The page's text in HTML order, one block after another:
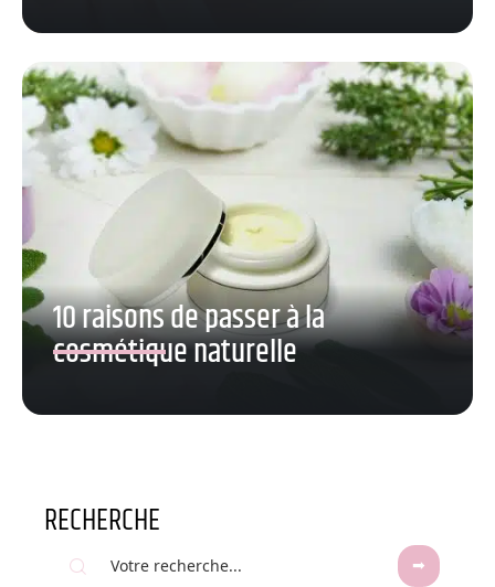
10 raisons de passer à la
cosmétique naturelle
RECHERCHE